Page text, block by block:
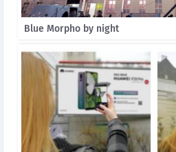
Blue Morpho by night